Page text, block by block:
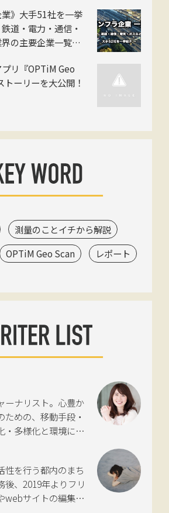
業》大手51社を一挙
道・電力・通信・
の主要企業一覧！
リ『OPTiM Geo
ーリーを大公開！
測量のことイチから解説
OPTiM Geo Scan レポート
ナリスト。心豊か
ための、移動手段・
・多様化と環境につ
ジネス専門誌
集長を経て、2013年
省の「自転車の活用
者会議」、「交通政
性を行う都内のまち
後、2019年よりフリ
webサイトの編集、